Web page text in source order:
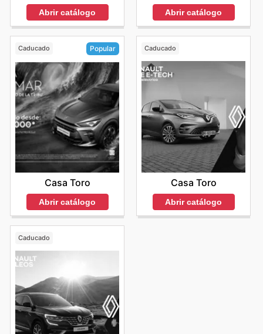
Abrir catálogo Abrir catálogo
Caducado Popular
Casa Toro
Abrir catálogo
Caducado
Casa Toro
Abrir catálogo
Caducado